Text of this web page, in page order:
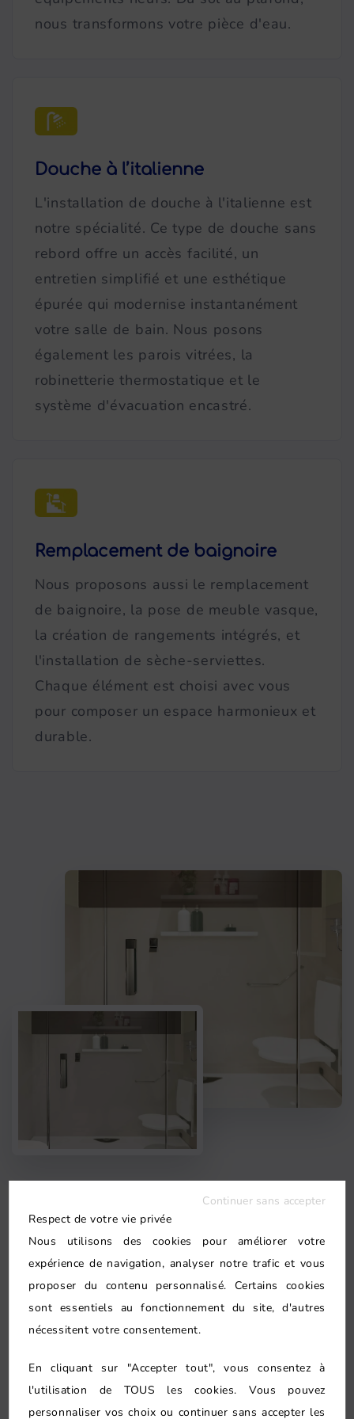
nous transformons votre pièce d'eau.
Douche à l’italienne
L'installation de douche à l'italienne est
notre spécialité. Ce type de douche sans
rebord offre un accès facilité, un
entretien simplifié et une esthétique
épurée qui modernise instantanément
votre salle de bain. Nous posons
également les parois vitrées, la
robinetterie thermostatique et le
système d'évacuation encastré.
Remplacement de baignoire
Nous proposons aussi le remplacement
de baignoire, la pose de meuble vasque,
la création de rangements intégrés, et
l'installation de sèche-serviettes.
Chaque élément est choisi avec vous
pour composer un espace harmonieux et
durable.
L’expertise Ma-Douche.fr à
Ermont
Ma-Douche.fr se distingue par son approche
seul interlocuteur coordonne l'ensemble des
corps de métier — plombier, électricien,
Continuer sans accepter
Respect de votre vie privée
Nous utilisons des cookies pour améliorer votre
expérience de navigation, analyser notre trafic et vous
proposer du contenu personnalisé. Certains cookies
sont essentiels au fonctionnement du site, d'autres
nécessitent votre consentement.
En cliquant sur "Accepter tout", vous consentez à
l'utilisation de TOUS les cookies. Vous pouvez
personnaliser vos choix ou continuer sans accepter les